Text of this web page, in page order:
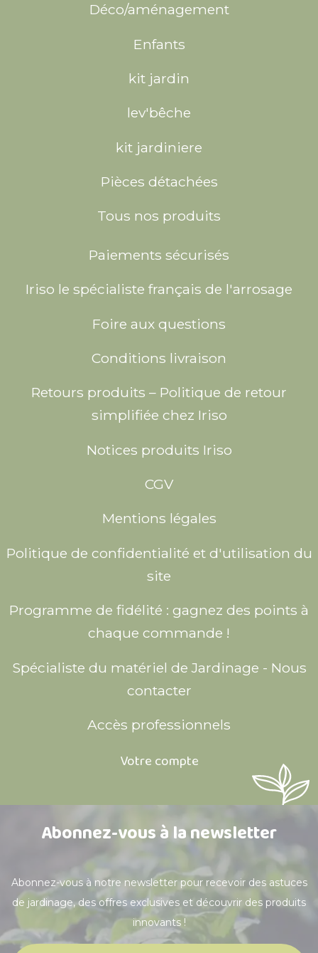
Déco/aménagement
Enfants
kit jardin
lev'bêche
kit jardiniere
Pièces détachées
Tous nos produits
Paiements sécurisés
Iriso le spécialiste français de l'arrosage
Foire aux questions
Conditions livraison
Retours produits – Politique de retour
simplifiée chez Iriso
Notices produits Iriso
CGV
Mentions légales
Politique de confidentialité et d'utilisation du
site
Programme de fidélité : gagnez des points à
chaque commande !
Spécialiste du matériel de Jardinage - Nous
contacter
Accès professionnels
Votre compte
Abonnez-vous à la newsletter
Abonnez-vous à notre newsletter pour recevoir des astuces
de jardinage, des offres exclusives et découvrir des produits
innovants !